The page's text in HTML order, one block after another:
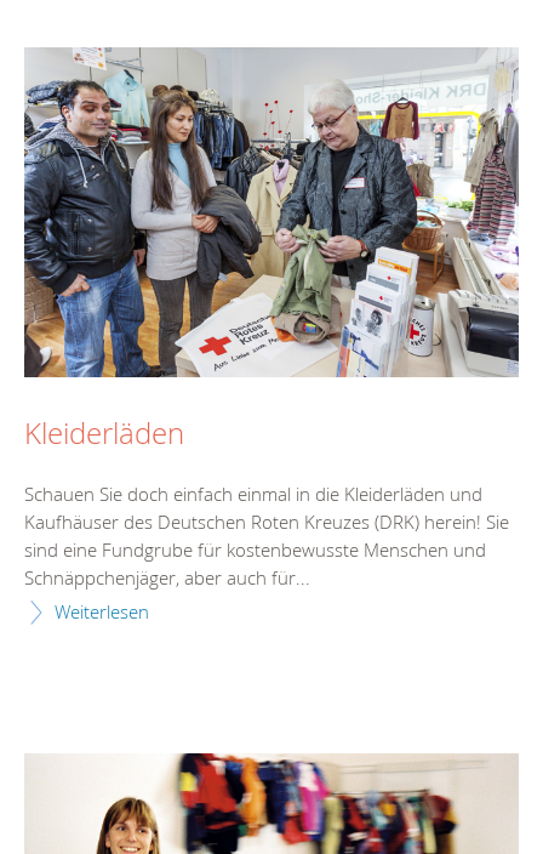
Kleiderläden
Schauen Sie doch einfach einmal in die Kleiderläden und
Kaufhäuser des Deutschen Roten Kreuzes (DRK) herein! Sie
sind eine Fundgrube für kostenbewusste Menschen und
Schnäppchenjäger, aber auch für...
Weiterlesen